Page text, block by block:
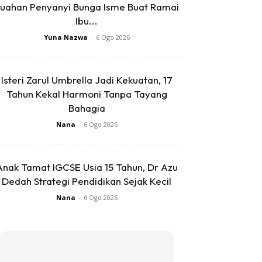
Penyanyi Bunga Isme Buat Ramai
Ibu...
Yuna Nazwa - 6 Ogo 2026
Isteri Zarul Umbrella Jadi Kekuatan, 17
Tahun Kekal Harmoni Tanpa Tayang
Bahagia
Nana - 6 Ogo 2026
Tamat IGCSE Usia 15 Tahun, Dr Azu
Dedah Strategi Pendidikan Sejak Kecil
Nana - 6 Ogo 2026